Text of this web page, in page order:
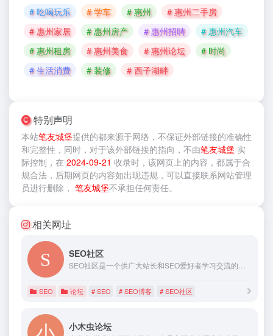
# 吃喝玩乐
# 学车 # 惠州
# 惠州二手房
# 惠州家居
# 惠州房产 # 惠州招聘
# 惠州汽车
# 惠州租房
# 惠州美食 # 惠州论坛
# 时尚
# 生活消费
# 装修 # 西子湖畔
特别声明
本站笔友城堡提供的都来源于网络，不保证外部链接的准确性
和完整性，同时，对于该外部链接的指向，不由笔友城堡 实
际控制，在 2024-09-21 收录时，该网页上的内容，都属于合
规合法，后期网页的内容如出现违规，可以直接联系网站管理
员进行删除， 笔友城堡不承担任何责任。
相关网址
SEO社区
SEO社区是一个供广大站长和SEO爱好者学习交流的地方，在这您可以学习到各种前言的SEO技术，包括百度SEO、谷歌SEO、今日头条搜索SEO、抖音短视频搜索SEO、知乎搜索SEO、微信SEO优化等实用技术交流
SEO 论坛 # SEO # SEO博客 # SEO社区
小木虫论坛